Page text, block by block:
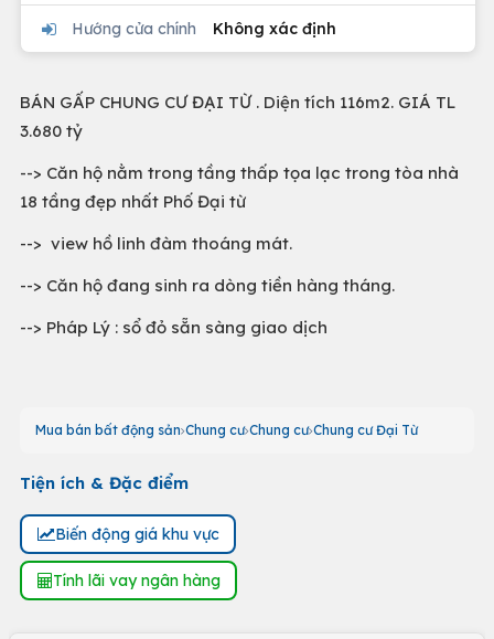
Hướng cửa chính Không xác định
BÁN GẤP CHUNG CƯ ĐẠI TỪ . Diện tích 116m2. GIÁ TL
3.680 tỷ
--> Căn hộ nằm trong tầng thấp tọa lạc trong tòa nhà
18 tầng đẹp nhất Phố Đại từ
--> view hồ linh đàm thoáng mát.
--> Căn hộ đang sinh ra dòng tiền hàng tháng.
--> Pháp Lý : sổ đỏ sẵn sàng giao dịch
Mua bán bất động sản Chung cư Chung cư Chung cư Đại Từ
Tiện ích & Đặc điểm
Biến động giá khu vực
Tính lãi vay ngân hàng